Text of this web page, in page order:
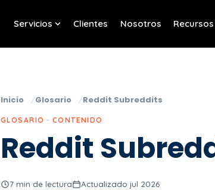
Servicios
Show submenu for Servicios
Clientes Nosotros Recursos
Inicio Glosario Reddit Subreddits
GLOSARIO · CONTENIDO
Reddit
7 min de lectura Actualizado jul 2026